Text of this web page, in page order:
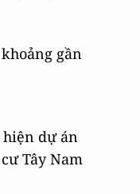
gần
hiện dự án
Tây Nam